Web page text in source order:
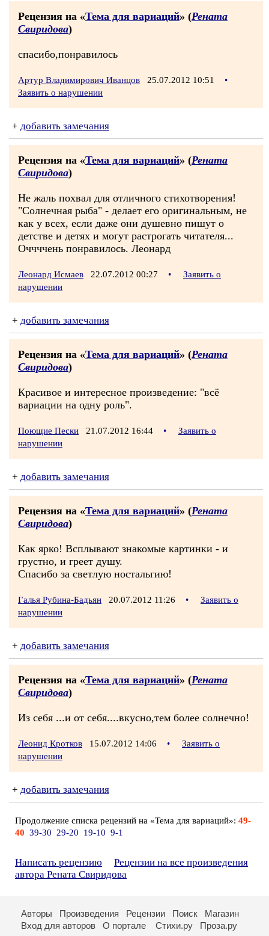
Рецензия на «Тема для вариаций» (Рената
Свиридова)
спасибо,понравилось
Артур Владимирович Иванцов 25.07.2012 10:51
•
Заявить о нарушении
+ добавить замечания
Рецензия на «Тема для вариаций» (Рената
Свиридова)
Не жаль похвал для отличного стихотворения!
"Солнечная рыба" - делает его оригинальным, не
как у всех, если даже они душевно пишут о
детстве и детях и могут растрогать читателя...
Оччччень понравилось. Леонард
Леонард Исмаев 22.07.2012 00:27 •
Заявить о
нарушении
+ добавить замечания
Рецензия на «Тема для вариаций» (Рената
Свиридова)
Красивое и интересное произведение: "всё
вариации на одну роль".
Поющие Пески 21.07.2012 16:44 •
Заявить о
нарушении
+ добавить замечания
Рецензия на «Тема для вариаций» (Рената
Свиридова)
Как ярко! Всплывают знакомые картинки - и
грустно, и греет душу.
Спасибо за светлую ностальгию!
Галья Рубина-Бадьян 20.07.2012 11:26 •
Заявить о
нарушении
+ добавить замечания
Рецензия на «Тема для вариаций» (Рената
Свиридова)
Из себя ...и от себя....вкусно,тем более солнечно!
Леонид Кротков 15.07.2012 14:06 •
Заявить о
нарушении
+ добавить замечания
Продолжение списка рецензий на «Тема для вариаций»: 49-
40 39-30 29-20 19-10 9-1
Написать рецензию
Рецензии на все произведения
автора Рената Свиридова
Авторы Произведения Рецензии Поиск
Магазин
Вход для авторов
О портале Стихи.ру Проза.ру